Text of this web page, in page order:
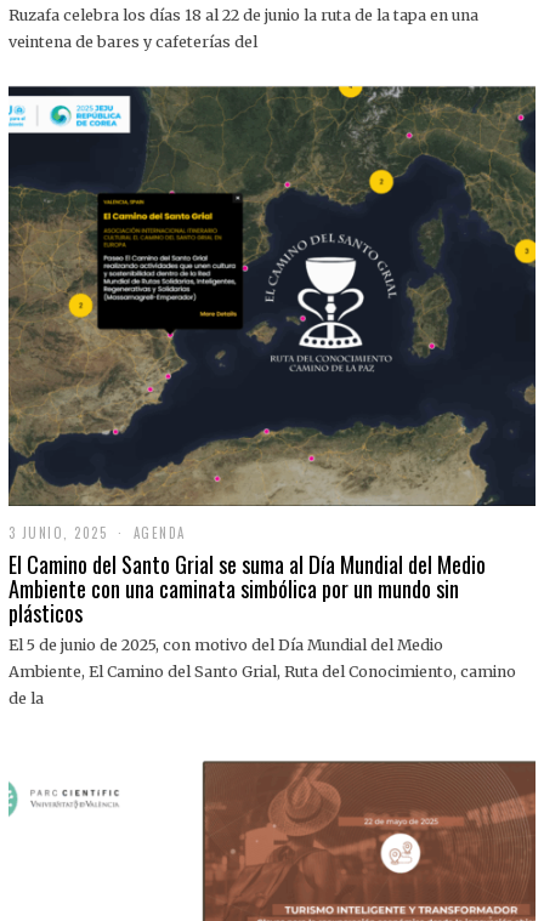
I
O
0
2
5
Ruzafa celebra los días 18 al 22 de junio la ruta de la tapa en una
veintena de bares y cafeterías del
3 JUNIO, 2025
J
U
N
,
0
AGENDA
El Camino del Santo Grial se suma al Día Mundial del Medio
Ambiente con una caminata simbólica por un mundo sin
plásticos
El 5 de junio de 2025, con motivo del Día Mundial del Medio
Ambiente, El Camino del Santo Grial, Ruta del Conocimiento, camino
de la